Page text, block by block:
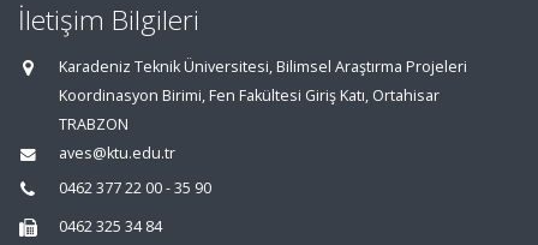
İletişim Bilgileri
Karadeniz Teknik Üniversitesi, Bilimsel Araştırma Projeleri
Koordinasyon Birimi, Fen Fakültesi Giriş Katı, Ortahisar
TRABZON
aves@ktu.edu.tr
0462 377 22 00 - 35 90
0462 325 34 84